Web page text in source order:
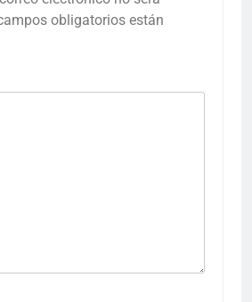
obligatorios están